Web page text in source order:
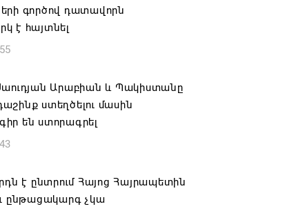
գործով դատավորն
է հայտնել
Արաբիան և Պակիստանը
ստեղծելու մասին
են ստորագրել
է ընտրում Հայոց Հայրապետին
ընթացակարգ չկա